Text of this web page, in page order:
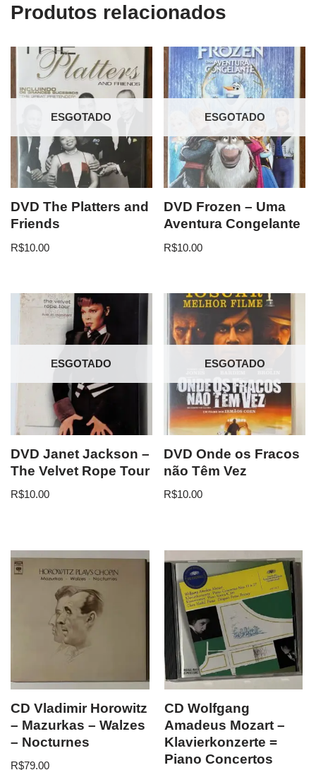
Produtos relacionados
ESGOTADO
DVD The Platters and
Friends
R$10.00
ESGOTADO
DVD Frozen – Uma
Aventura Congelante
R$10.00
ESGOTADO
DVD Janet Jackson –
The Velvet Rope Tour
R$10.00
ESGOTADO
DVD Onde os Fracos
não Têm Vez
R$10.00
CD Vladimir Horowitz
– Mazurkas – Walzes
– Nocturnes
R$79.00
CD Wolfgang
Amadeus Mozart –
Klavierkonzerte =
Piano Concertos